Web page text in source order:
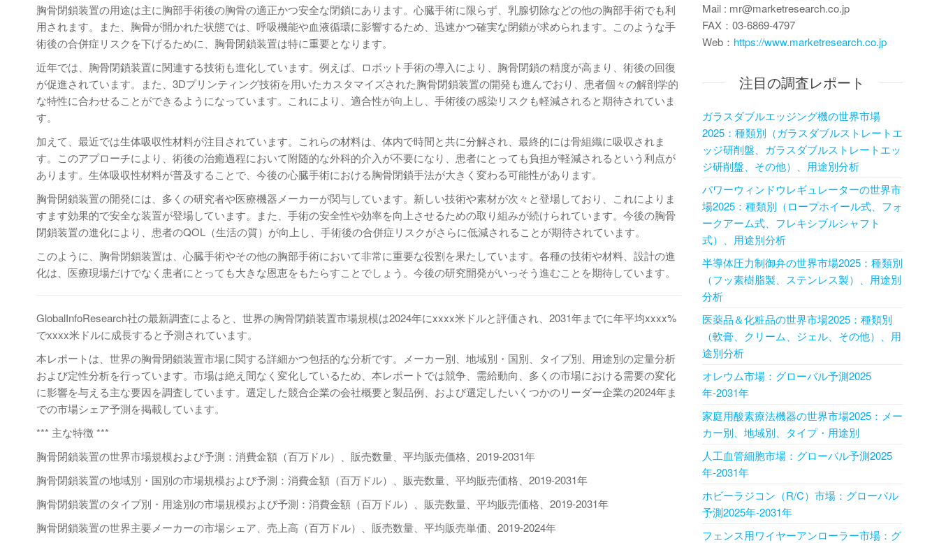
胸骨閉鎖装置の用途は主に胸部手術後の胸骨の適正かつ安全な閉鎖にあります。心臓手術に限らず、乳腺切除などの他の胸部手術でも利
用されます。また、胸骨が開かれた状態では、呼吸機能や血液循環に影響するため、迅速かつ確実な閉鎖が求められます。このような手
術後の合併症リスクを下げるために、胸骨閉鎖装置は特に重要となります。
近年では、胸骨閉鎖装置に関連する技術も進化しています。例えば、ロボット手術の導入により、胸骨閉鎖の精度が高まり、術後の回復
が促進されています。また、3Dプリンティング技術を用いたカスタマイズされた胸骨閉鎖装置の開発も進んでおり、患者個々の解剖学的
な特性に合わせることができるようになっています。これにより、適合性が向上し、手術後の感染リスクも軽減されると期待されていま
す。
加えて、最近では生体吸収性材料が注目されています。これらの材料は、体内で時間と共に分解され、最終的には骨組織に吸収されま
す。このアプローチにより、術後の治癒過程において附随的な外科的介入が不要になり、患者にとっても負担が軽減されるという利点が
あります。生体吸収性材料が普及することで、今後の心臓手術における胸骨閉鎖手法が大きく変わる可能性があります。
胸骨閉鎖装置の開発には、多くの研究者や医療機器メーカーが関与しています。新しい技術や素材が次々と登場しており、これによりま
すます効果的で安全な装置が登場しています。また、手術の安全性や効率を向上させるための取り組みが続けられています。今後の胸骨
閉鎖装置の進化により、患者のQOL（生活の質）が向上し、手術後の合併症リスクがさらに低減されることが期待されています。
このように、胸骨閉鎖装置は、心臓手術やその他の胸部手術において非常に重要な役割を果たしています。各種の技術や材料、設計の進
化は、医療現場だけでなく患者にとっても大きな恩恵をもたらすことでしょう。今後の研究開発がいっそう進むことを期待しています。
GlobalInfoResearch社の最新調査によると、世界の胸骨閉鎖装置市場規模は2024年にxxxx米ドルと評価され、2031年までに年平均xxxx%
でxxxx米ドルに成長すると予測されています。
本レポートは、世界の胸骨閉鎖装置市場に関する詳細かつ包括的な分析です。メーカー別、地域別・国別、タイプ別、用途別の定量分析
および定性分析を行っています。市場は絶え間なく変化しているため、本レポートでは競争、需給動向、多くの市場における需要の変化
に影響を与える主な要因を調査しています。選定した競合企業の会社概要と製品例、および選定したいくつかのリーダー企業の2024年ま
での市場シェア予測を掲載しています。
*** 主な特徴 ***
胸骨閉鎖装置の世界市場規模および予測：消費金額（百万ドル）、販売数量、平均販売価格、2019-2031年
胸骨閉鎖装置の地域別・国別の市場規模および予測：消費金額（百万ドル）、販売数量、平均販売価格、2019-2031年
胸骨閉鎖装置のタイプ別・用途別の市場規模および予測：消費金額（百万ドル）、販売数量、平均販売価格、2019-2031年
胸骨閉鎖装置の世界主要メーカーの市場シェア、売上高（百万ドル）、販売数量、平均販売単価、2019-2024年
Mail : mr@marketresearch.co.jp
FAX：03-6869-4797
Web： https://www.marketresearch.co.jp
注目の調査レポート
ガラスダブルエッジング機の世界市場
2025：種類別（ガラスダブルストレートエ
ッジ研削盤、ガラスダブルストレートエッ
ジ研削盤、その他）、用途別分析
パワーウィンドウレギュレーターの世界市
場2025：種類別（ロープホイール式、フォ
ークアーム式、フレキシブルシャフト
式）、用途別分析
半導体圧力制御弁の世界市場2025：種類別
（フッ素樹脂製、ステンレス製）、用途別
分析
医薬品＆化粧品の世界市場2025：種類別
（軟膏、クリーム、ジェル、その他）、用
途別分析
オレウム市場：グローバル予測2025
年-2031年
家庭用酸素療法機器の世界市場2025：メー
カー別、地域別、タイプ・用途別
人工血管細胞市場：グローバル予測2025
年-2031年
ホビーラジコン（R/C）市場：グローバル
予測2025年-2031年
フェンス用ワイヤーアンローラー市場：グ